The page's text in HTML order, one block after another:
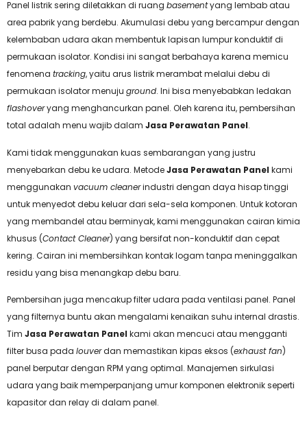
Panel listrik sering diletakkan di ruang basementyang lembab atau
area pabrik yang berdebu. Akumulasi debu yang bercampur dengan
kelembaban udara akan membentuk lapisan lumpur konduktif di
permukaan isolator. Kondisi ini sangat berbahaya karena memicu
fenomena tracking, yaitu arus listrik merambat melalui debu di
permukaan isolator menuju ground. Ini bisa menyebabkan ledakan
flashoveryang menghancurkan panel. Oleh karena itu, pembersihan
total adalah menu wajib dalam Jasa Perawatan Panel.
Kami tidak menggunakan kuas sembarangan yang justru
menyebarkan debu ke udara. MetodeJasa Perawatan Panel kami
menggunakan vacuum cleanerindustri dengan daya hisap tinggi
untuk menyedot debu keluar dari sela-sela komponen. Untuk kotoran
yang membandel atau berminyak, kami menggunakan cairan kimia
khusus (Contact Cleaner) yang bersifat non-konduktif dan cepat
kering. Cairan ini membersihkan kontak logam tanpa meninggalkan
residu yang bisa menangkap debu baru.
Pembersihan juga mencakup filter udara pada ventilasi panel. Panel
yang filternya buntu akan mengalami kenaikan suhu internal drastis.
Tim Jasa Perawatan Panel kami akan mencuci atau mengganti
filter busa pada louverdan memastikan kipas eksos (exhaust fan)
panel berputar dengan RPM yang optimal. Manajemen sirkulasi
udara yang baik memperpanjang umur komponen elektronik seperti
kapasitor dan relay di dalam panel.